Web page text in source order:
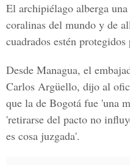
El archipiélago alberga una
coralinas del mundo y de
cuadrados estén
Desde Managua, el
Carlos Argüello, dijo al
que la de Bogotá fue 'una
'retirarse del pacto no
es cosa juzgada'.